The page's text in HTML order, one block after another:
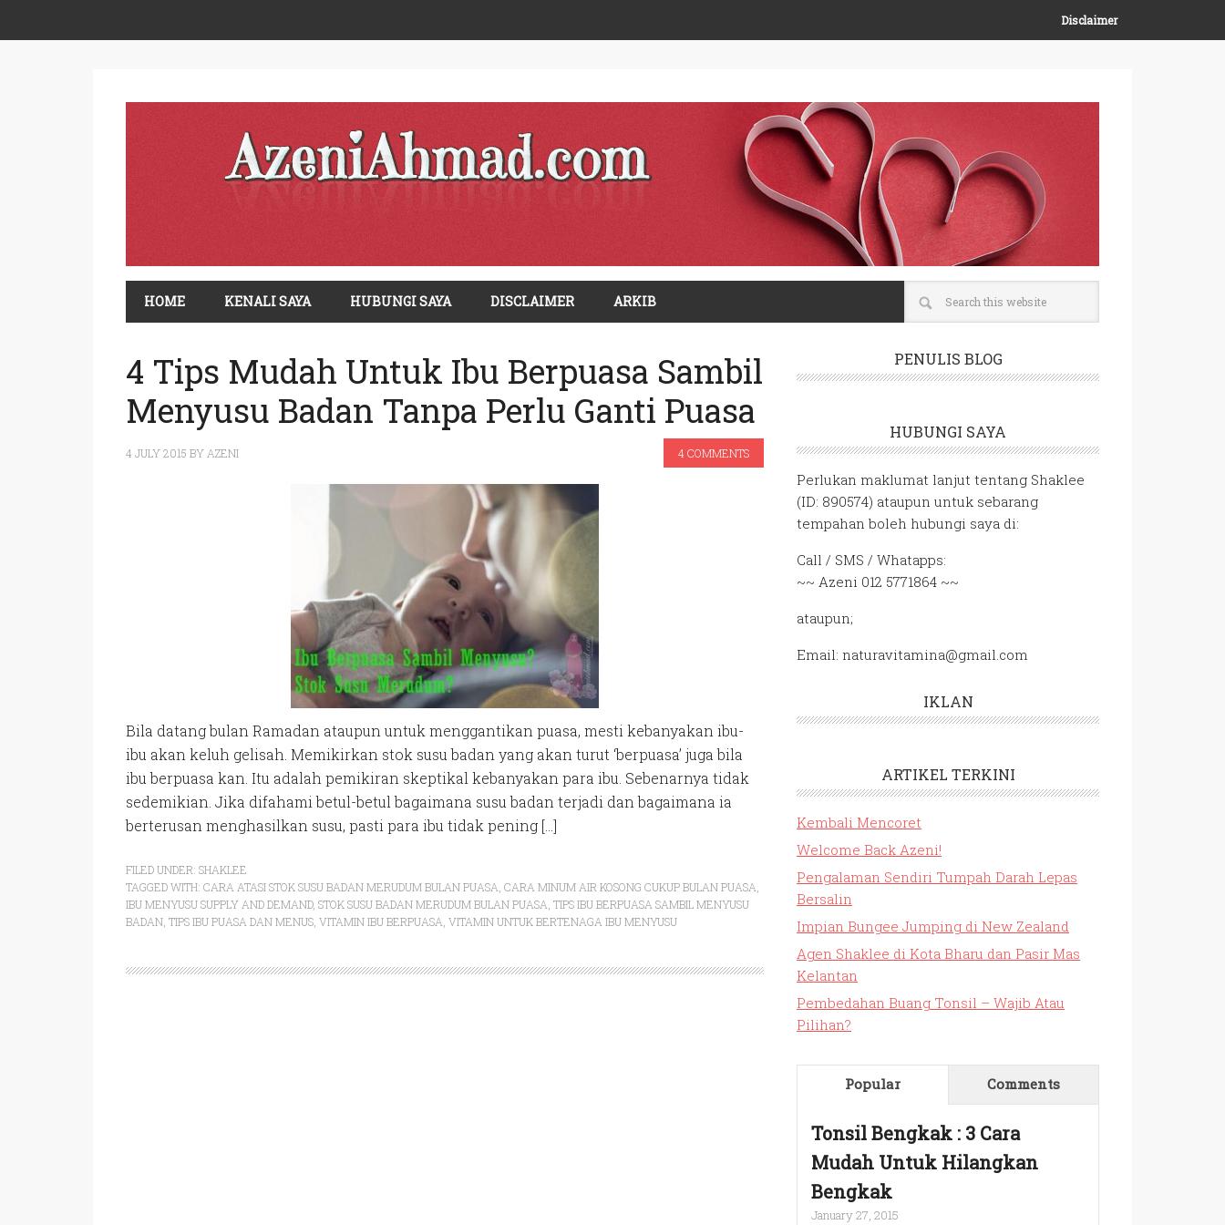
Disclaimer
HOME KENALI SAYA HUBUNGI SAYA DISCLAIMER ARKIB
4 Tips Mudah Untuk Ibu Berpuasa Sambil
Menyusu Badan Tanpa Perlu Ganti Puasa
4 JULY 2015 BY AZENI 4 COMMENTS
Bila datang bulan Ramadan ataupun untuk menggantikan puasa, mesti kebanyakan ibu-
ibu akan keluh gelisah. Memikirkan stok susu badan yang akan turut ‘berpuasa’ juga bila
ibu berpuasa kan. Itu adalah pemikiran skeptikal kebanyakan para ibu. Sebenarnya tidak
sedemikian. Jika difahami betul-betul bagaimana susu badan terjadi dan bagaimana ia
berterusan menghasilkan susu, pasti para ibu tidak pening […]
FILED UNDER: SHAKLEE
TAGGED WITH: CARA ATASI STOK SUSU BADAN MERUDUM BULAN PUASA CARA MINUM AIR KOSONG CUKUP BULAN PUASA
IBU MENYUSU SUPPLY AND DEMAND, STOK SUSU BADAN MERUDUM BULAN PUASA TIPS IBU BERPUASA SAMBIL MENYUSU
BADAN TIPS IBU PUASA DAN MENUS VITAMIN IBU BERPUASA VITAMIN UNTUK BERTENAGA IBU MENYUSU
PENULIS BLOG
HUBUNGI SAYA
Perlukan maklumat lanjut tentang Shaklee
(ID: 890574) ataupun untuk sebarang
tempahan boleh hubungi saya di:
Call / SMS / Whatapps:
~~ Azeni 012 5771864 ~~
ataupun;
Email: naturavitamina@gmail.com
IKLAN
ARTIKEL TERKINI
Kembali Mencoret
Welcome Back Azeni!
Pengalaman Sendiri Tumpah Darah Lepas
Bersalin
Impian Bungee Jumping di New Zealand
Agen Shaklee di Kota Bharu dan Pasir Mas
Kelantan
Pembedahan Buang Tonsil – Wajib Atau
Pilihan?
Popular Comments
Tonsil Bengkak : 3 Cara
Mudah Untuk Hilangkan
Bengkak
January 27, 2015